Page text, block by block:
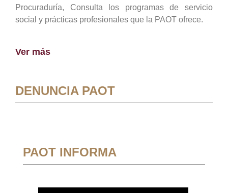
Procuraduría, Consulta los programas de servicio
social y prácticas profesionales que la PAOT ofrece.
Ver más
DENUNCIA PAOT
PAOT INFORMA